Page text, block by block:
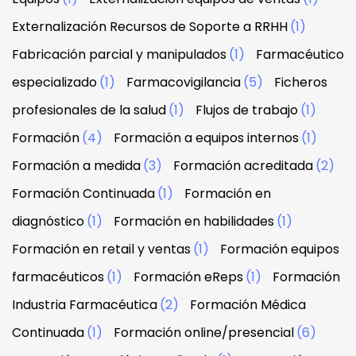
Externalización Recursos de Soporte a RRHH(1)
Fabricación parcial y manipulados(1)
Farmacéutico
especializado(1) Farmacovigilancia(5)
Ficheros
profesionales de la salud(1) Flujos de trabajo(1)
Formación(4) Formación a equipos internos(1)
Formación a medida(3) Formación acreditada(2)
Formación Continuada(1)
Formación en
diagnóstico(1) Formación en habilidades(1)
Formación en retail y ventas(1)
Formación equipos
farmacéuticos(1) Formación eReps(1)
Formación
Industria Farmacéutica(2)
Formación Médica
Continuada(1) Formación online/presencial(6)